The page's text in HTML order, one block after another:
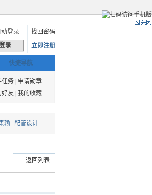
动登录
找回密码
录 立即注册
快捷导航
任务|
申请勋章
好友| 我的收藏
输 配管设计
返回列表